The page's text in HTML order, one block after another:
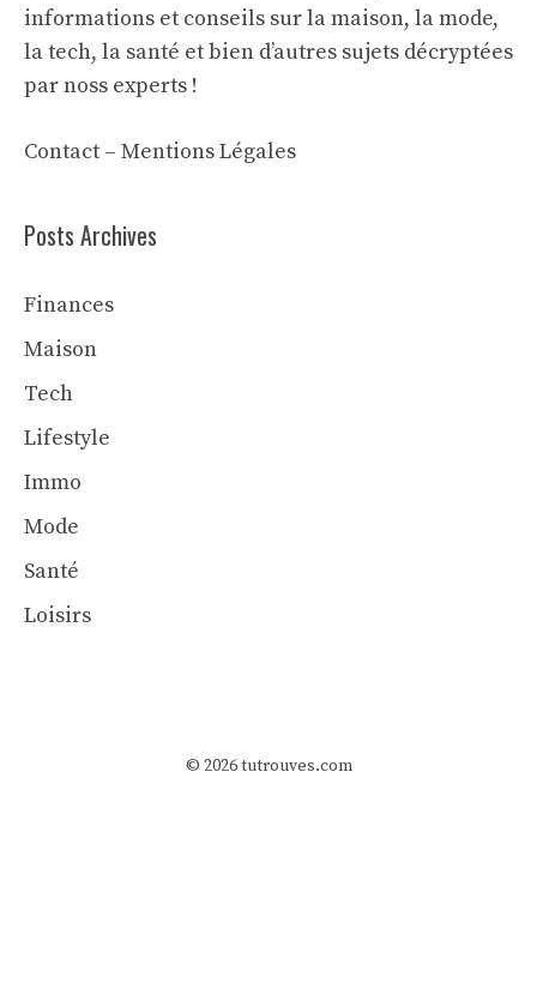
informations et conseils sur la maison, la mode,
la tech, la santé et bien d’autres sujets décryptées
par noss experts !
Contact – Mentions Légales
Posts Archives
Finances
Maison
Tech
Lifestyle
Immo
Mode
Santé
Loisirs
© 2026 tutrouves.com